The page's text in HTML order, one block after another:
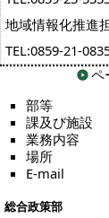
地域情報化推進
TEL:0859-21-
ペ
部等
課及び施設
業務内容
場所
E-mail
総合政策部